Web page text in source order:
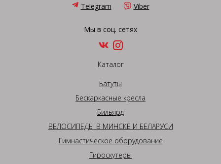
Telegram Viber
Мы в соц. сетях
Каталог
Батуты
Бескаркасные кресла
Бильярд
ВЕЛОСИПЕДЫ В МИНСКЕ И БЕЛАРУСИ
Гимнастическое оборудование
Гироскутеры